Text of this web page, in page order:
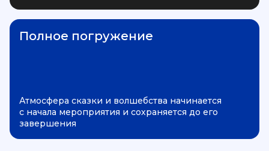
Полное погружение
Атмосфера сказки и волшебства начинается
с начала мероприятия и сохраняется до его
завершения